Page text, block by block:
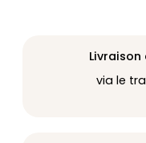
Livraison
via le